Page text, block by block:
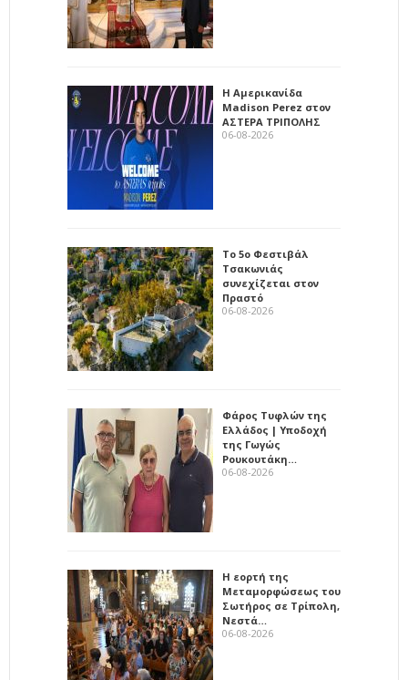
Η Αμερικανίδα
Madison Perez στον
ΑΣΤΕΡΑ ΤΡΙΠΟΛΗΣ
06-08-2026
Το 5ο Φεστιβάλ
Τσακωνιάς
συνεχίζεται στον
Πραστό
06-08-2026
Φάρος Τυφλών της
Ελλάδος | Υποδοχή
της Γωγώς
Ρουκουτάκη…
06-08-2026
Η εορτή της
Μεταμορφώσεως του
Σωτήρος σε Τρίπολη,
Νεστά…
06-08-2026